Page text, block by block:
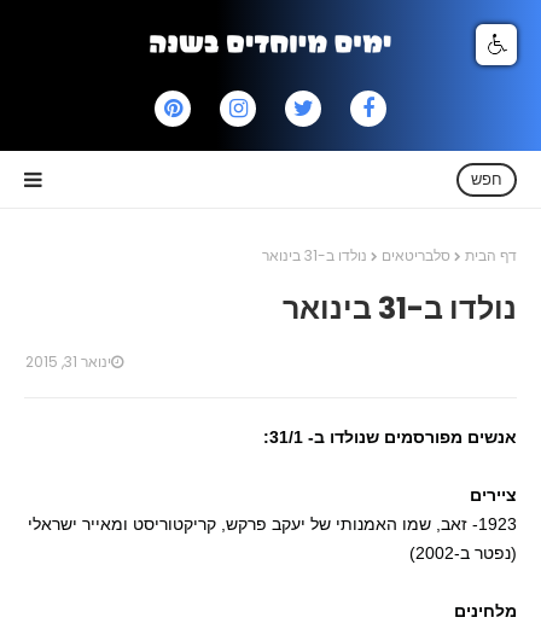
חפש
דף הבית סלבריטאים נולדו ב-31 בינואר
נולדו ב-31 בינואר
ינואר 31, 2015
אנשים מפורסמים שנולדו ב- 31/1:
ציירים
1923- זאב, שמו האמנותי של יעקב פרקש, קריקטוריסט ומאייר ישראלי
(נפטר ב-2002)
מלחינים